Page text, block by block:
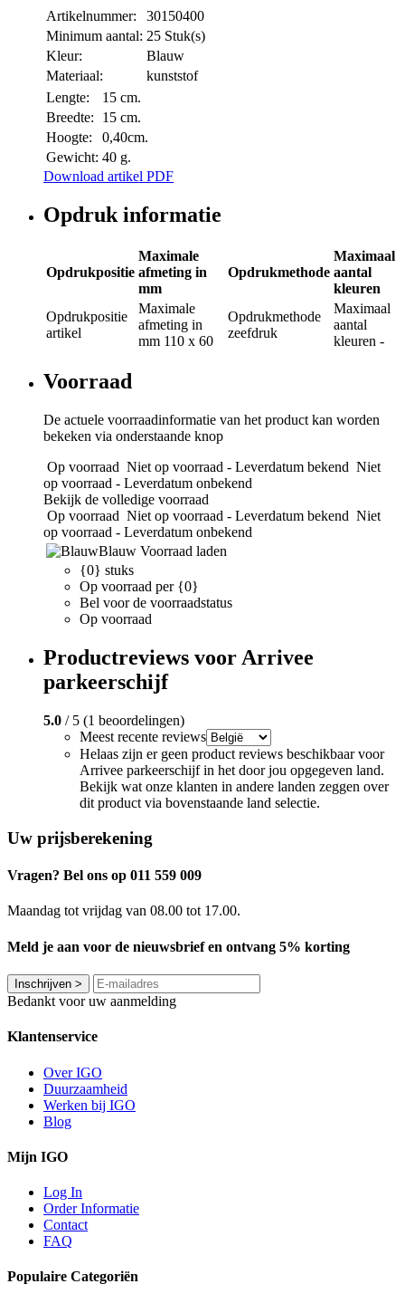
Artikelnummer:
30150400
Minimum aantal: 25 Stuk(s)
Kleur:
Blauw
Materiaal:
kunststof
Lengte:
15 cm.
Breedte:
15 cm.
Hoogte:
0,40cm.
Gewicht: 40 g.
Download artikel PDF
Opdruk informatie
Opdrukpositie
Maximale
afmeting in
mm
Opdrukmethode
Maximaal
aantal
kleuren
Opdrukpositie
artikel
Maximale
afmeting in
mm 110 x 60
Opdrukmethode
zeefdruk
Maximaal
aantal
kleuren -
Voorraad
De actuele voorraadinformatie van het product kan worden
bekeken via onderstaande knop
Op voorraad Niet op voorraad - Leverdatum bekend Niet
op voorraad - Leverdatum onbekend
Bekijk de volledige voorraad
Op voorraad Niet op voorraad - Leverdatum bekend Niet
op voorraad - Leverdatum onbekend
Blauw Voorraad laden
{0} stuks
Op voorraad per {0}
Bel voor de voorraadstatus
Op voorraad
Productreviews voor Arrivee
parkeerschijf
5.0 / 5 (1 beoordelingen)
Meest recente reviews
Helaas zijn er geen product reviews beschikbaar voor
Arrivee parkeerschijf in het door jou opgegeven land.
Bekijk wat onze klanten in andere landen zeggen over
dit product via bovenstaande land selectie.
Uw prijsberekening
Vragen? Bel ons op 011 559 009
Maandag tot vrijdag van 08.00 tot 17.00.
Meld je aan voor de nieuwsbrief en ontvang 5% korting
Inschrijven >
Bedankt voor uw aanmelding
Klantenservice
Over IGO
Duurzaamheid
Werken bij IGO
Blog
Mijn IGO
Log In
Order Informatie
Contact
FAQ
Populaire Categoriën